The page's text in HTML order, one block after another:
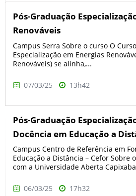
Pós-Graduação
Renováveis
Campus Serra Sobre o curso O
Especialização em Energias
Renováveis) se alinha,...
07/03/25 13h42
Pós-Graduação
Docência em Educação a
Campus Centro de Referência em
Educação a Distância – Cefor Sobre
com a Universidade Aberta
06/03/25 17h32